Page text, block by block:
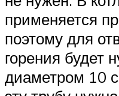
применяется
поэтому для
горения будет
диаметром 10